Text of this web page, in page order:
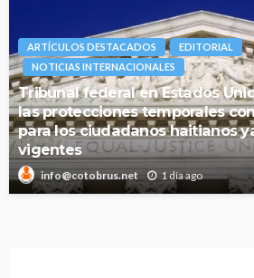
ARTÍCULOS DESTACADOS
EDITORIAL
NOTICIAS INTERNACIONALES
Tribunal federal en Estados
las protecciones temporales
para los ciudadanos haitianos
vigentes
info@cotobrus.net 1 día ago